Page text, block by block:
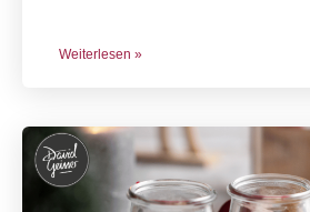
Weiterlesen »